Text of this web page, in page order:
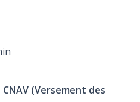
(Versement des